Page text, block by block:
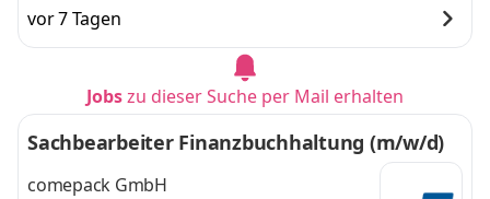
Heidelberg
vor 7 Tagen
Jobszu dieser Suche per Mail erhalten
Sachbearbeiter Finanzbuchhaltung (m/w/d)
comepack GmbH